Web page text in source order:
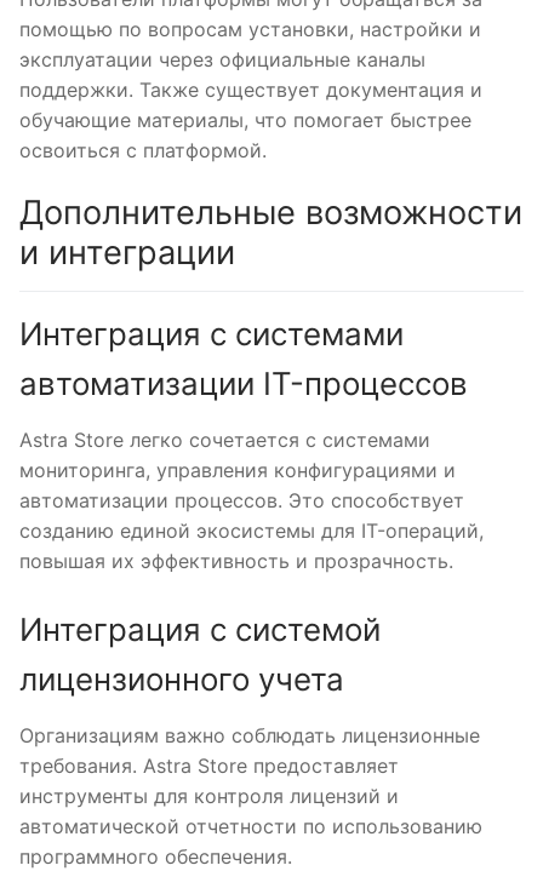
помощью по вопросам установки, настройки и
эксплуатации через официальные каналы
поддержки. Также существует документация и
обучающие материалы, что помогает быстрее
освоиться с платформой.
Дополнительные возможности
и интеграции
Интеграция с системами
автоматизации IT-процессов
Astra Store легко сочетается с системами
мониторинга, управления конфигурациями и
автоматизации процессов. Это способствует
созданию единой экосистемы для IT-операций,
повышая их эффективность и прозрачность.
Интеграция с системой
лицензионного учета
Организациям важно соблюдать лицензионные
требования. Astra Store предоставляет
инструменты для контроля лицензий и
автоматической отчетности по использованию
программного обеспечения.